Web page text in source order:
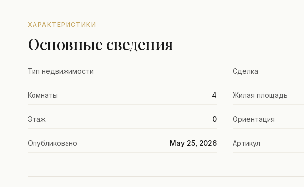
ХАРАКТЕРИСТИКИ
Основные сведения
Тип недвижимости Сделка
Комнаты 4 Жилая площадь
Этаж 0 Ориентация
Опубликовано May 25, 2026 Артикул